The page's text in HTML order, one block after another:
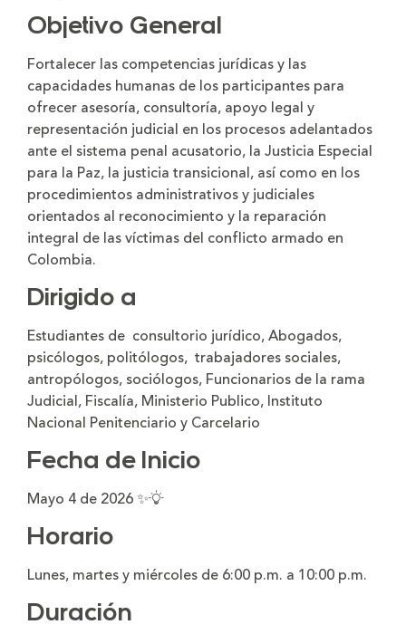
Objetivo General
Fortalecer las competencias jurídicas y las
capacidades humanas de los participantes para
ofrecer asesoría, consultoría, apoyo legal y
representación judicial en los procesos adelantados
ante el sistema penal acusatorio, la Justicia Especial
para la Paz, la justicia transicional, así como en los
procedimientos administrativos y judiciales
orientados al reconocimiento y la reparación
integral de las víctimas del conflicto armado en
Colombia.
Dirigido a
Estudiantes de consultorio jurídico, Abogados,
psicólogos, politólogos, trabajadores sociales,
antropólogos, sociólogos, Funcionarios de la rama
Judicial, Fiscalía, Ministerio Publico, Instituto
Nacional Penitenciario y Carcelario
Fecha de Inicio
Mayo 4 de 2026 ✨
Horario
Lunes, martes y miércoles de 6:00 p.m. a 10:00 p.m.
Duración